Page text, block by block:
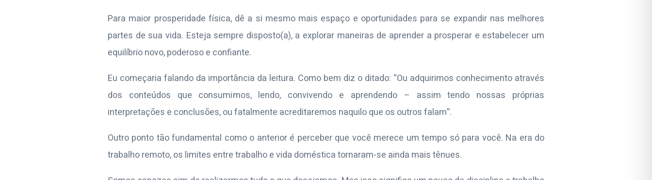
Para maior prosperidade física, dê a si mesmo mais espaço e oportunidades para se expandir nas melhores
partes de sua vida. Esteja sempre disposto(a), a explorar maneiras de aprender a prosperar e estabelecer um
equilíbrio novo, poderoso e confiante.
Eu começaria falando da importância da leitura. Como bem diz o ditado: “Ou adquirimos conhecimento através
dos conteúdos que consumimos, lendo, convivendo e aprendendo – assim tendo nossas próprias
interpretações e conclusões, ou fatalmente acreditaremos naquilo que os outros falam”.
Outro ponto tão fundamental como o anterior é perceber que você merece um tempo só para você. Na era do
trabalho remoto, os limites entre trabalho e vida doméstica tornaram-se ainda mais tênues.